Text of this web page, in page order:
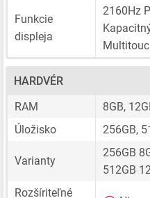
Funkcie
displeja
2160Hz
HARDVÉR
RAM
8GB,
Úložisko
256GB,
Varianty
256GB
512GB
Rozšíriteľné